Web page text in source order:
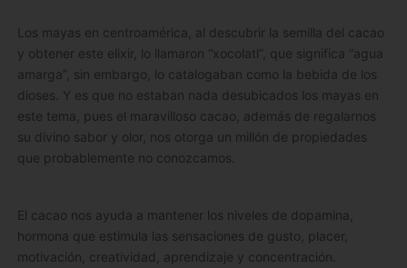
Los mayas en centroamérica, al descubrir la semilla del cacao
y obtener este elixir, lo llamaron “xocolatl”, que significa “agua
amarga”, sin embargo, lo catalogaban como la bebida de los
dioses. Y es que no estaban nada desubicados los mayas en
este tema, pues el maravilloso cacao, además de regalarnos
su divino sabor y olor, nos otorga un millón de propiedades
que probablemente no conozcamos.
El cacao nos ayuda a mantener los niveles de dopamina,
hormona que estimula las sensaciones de gusto, placer,
motivación, creatividad, aprendizaje y concentración.